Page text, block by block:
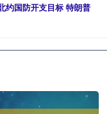
约国防开支目标 特朗普